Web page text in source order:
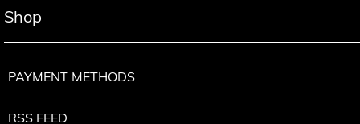
Shop
PAYMENT METHODS
RSS FEED